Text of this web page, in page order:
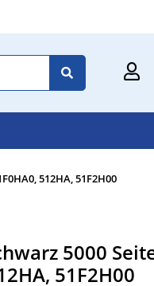
512HA, 51F2H00
5000
51F2H00